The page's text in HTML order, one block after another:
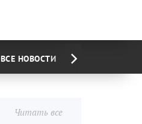
ВСЕ НОВОСТИ
Читать все